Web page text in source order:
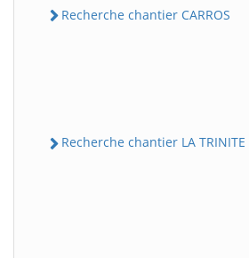
Recherche chantier CARROS
Recherche chantier LA TRINITE